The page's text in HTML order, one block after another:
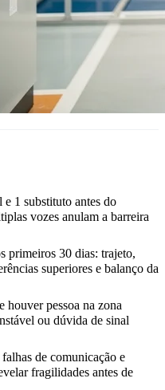
1 substituto antes do
vozes anulam a barreira
primeiros 30 dias: trajeto,
superiores e balanço da
houver pessoa na zona
ou dúvida de sinal
de comunicação e
fragilidades antes de